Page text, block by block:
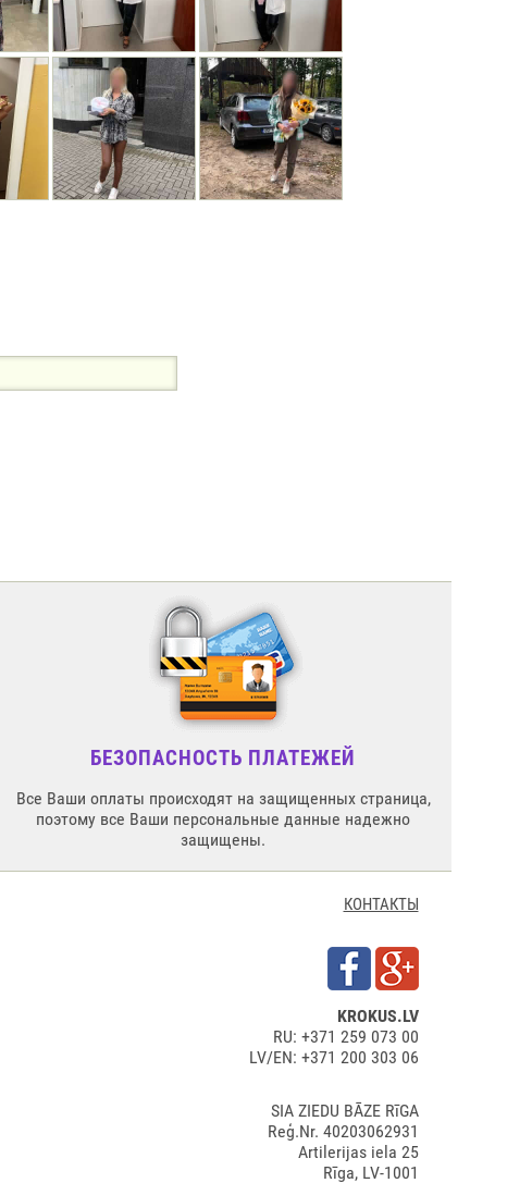
БЕЗОПАСНОСТЬ ПЛАТЕЖЕЙ
Все Ваши оплаты происходят на защищенных страница,
поэтому все Ваши персональные данные надежно
защищены.
КОНТАКТЫ
KROKUS.LV
RU: +371 259 073 00
LV/EN: +371 200 303 06
SIA ZIEDU BĀZE RīGA
Reģ.Nr. 40203062931
Artilerijas iela 25
Rīga, LV-1001